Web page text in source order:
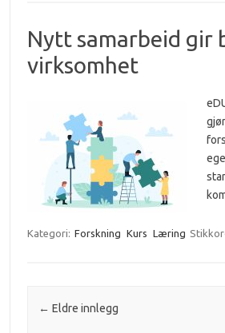
Nytt samarbeid gir
virksomhet
Kategori: Forskning Kurs Læring
Innleggsnavigasjon
← Eldre innlegg